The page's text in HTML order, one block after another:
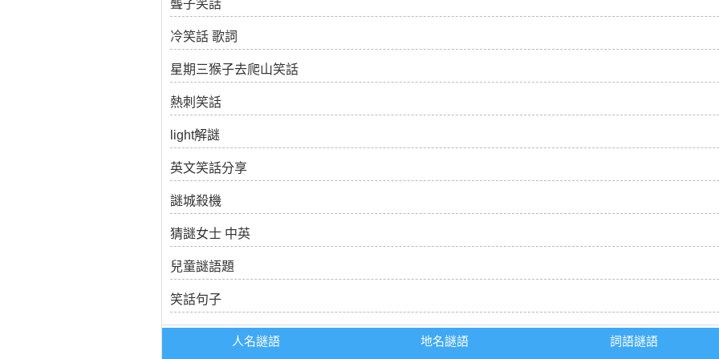
聾子笑話
冷笑話 歌詞
星期三猴子去爬山笑話
熱刺笑話
light解謎
英文笑話分享
謎城殺機
猜謎女士 中英
兒童謎語題
笑話句子
人名謎語 地名謎語 詞語謎語